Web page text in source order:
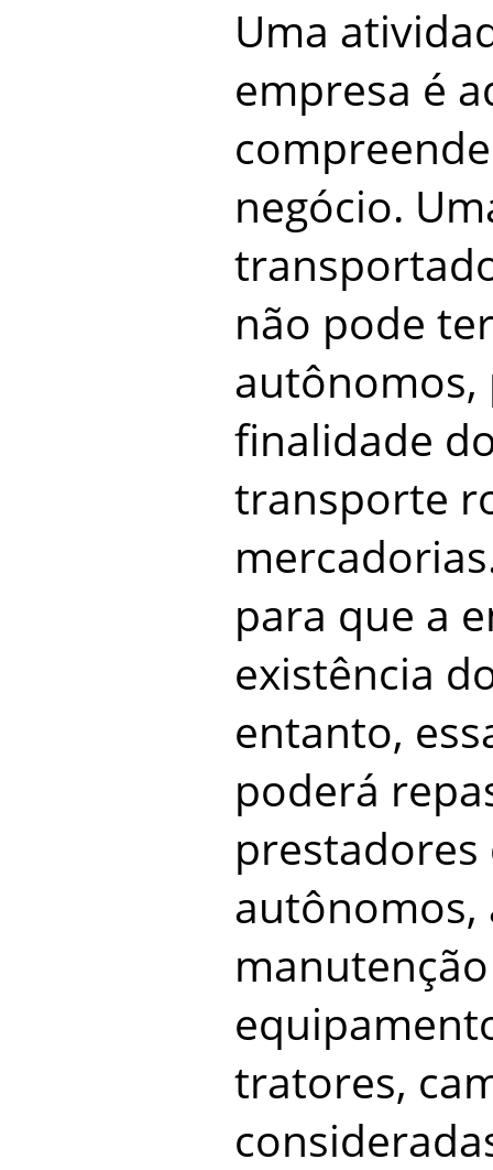
Uma
empresa é
negócio.
não pode
autônomos,
finalidade
transporte
para que a
existência
entanto,
poderá
prestadores
autônomos,
tratores,